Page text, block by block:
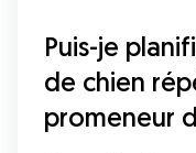
Puis-je
de chien
promeneur